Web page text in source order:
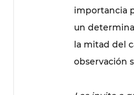
importancia
un
la mitad del
observación